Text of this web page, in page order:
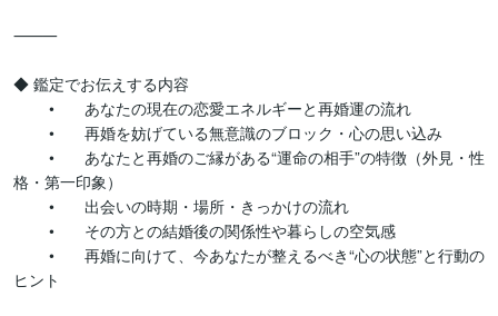
⸻
◆ 鑑定でお伝えする内容
格・第一印象）
ヒント